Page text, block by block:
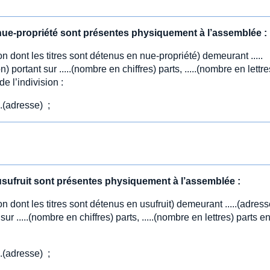
propriété sont présentes physiquement à l’assemblée :
dont les titres sont détenus en nue-propriété) demeurant .....
portant sur .....(nombre en chiffres) parts, .....(nombre en
l’indivision :
;
sont présentes physiquement à l’assemblée :
dont les titres sont détenus en usufruit) demeurant
.....(nombre en chiffres) parts, .....(nombre en lettres) parts en
;